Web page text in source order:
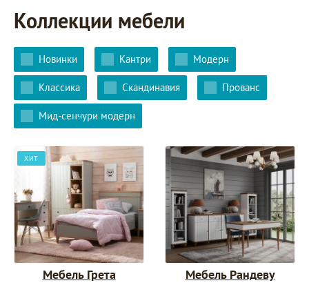
Коллекции мебели
Новинки Кантри Модерн
Классика Скандинавия Прованс
Мид-сенчури модерн
ХИТ
Мебель Грета Мебель Рандеву